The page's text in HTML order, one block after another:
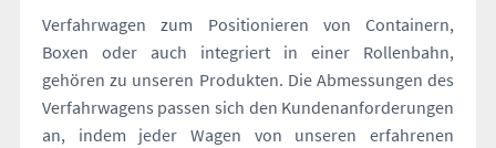
Verfahrwagen zum Positionieren von Containern,
Boxen oder auch integriert in einer Rollenbahn,
gehören zu unseren Produkten. Die Abmessungen des
Verfahrwagens passen sich den Kundenanforderungen
an, indem jeder Wagen von unseren erfahrenen